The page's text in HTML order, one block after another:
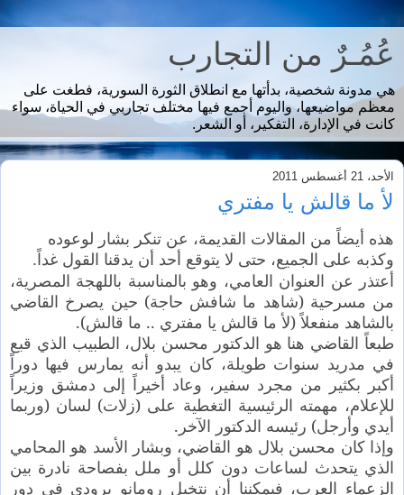
عُمُـرٌ من التجارب
هي مدونة شخصية، بدأتها مع انطلاق الثورة السورية، فطغت على
معظم مواضيعها، واليوم أجمع فيها مختلف تجاربي في الحياة، سواء
كانت في الإدارة، التفكير، أو الشعر.
الأحد، 21 أغسطس 2011
لأ ما قالش يا مفتري
هذه أيضاً من المقالات القديمة، عن تنكر بشار لوعوده
وكذبه على الجميع، حتى لا يتوقع أحد أن يدقنا القول غداً.
أعتذر عن العنوان العامي، وهو بالمناسبة باللهجة المصرية،
من مسرحية (شاهد ما شافش حاجة) حين يصرخ القاضي
بالشاهد منفعلاً (لأ ما قالش يا مفتري .. ما قالش).
طبعاً القاضي هنا هو الدكتور محسن بلال، الطبيب الذي قبع
في مدريد سنوات طويلة، كان يبدو أنه يمارس فيها دوراً
أكبر بكثير من مجرد سفير، وعاد أخيراً إلى دمشق وزيراً
للإعلام، مهمته الرئيسية التغطية على (زلات) لسان (وربما
أيدي وأرجل) رئيسه الدكتور الآخر.
وإذا كان محسن بلال هو القاضي، وبشار الأسد هو المحامي
الذي يتحدث لساعات دون كلل أو ملل بفصاحة نادرة بين
الزعماء العرب، فيمكننا أن نتخيل رومانو برودي في دور